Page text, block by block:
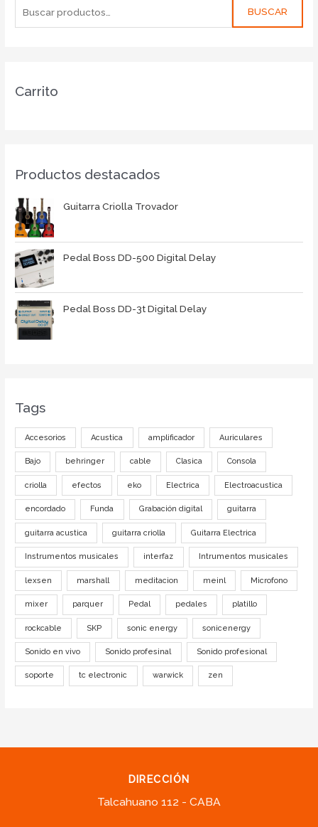
BUSCAR
Carrito
Productos destacados
Guitarra Criolla Trovador
Pedal Boss DD-500 Digital Delay
Pedal Boss DD-3t Digital Delay
Tags
Accesorios Acustica amplificador Auriculares
Bajo behringer cable Clasica Consola
criolla efectos eko Electrica Electroacustica
encordado Funda Grabación digital guitarra
guitarra acustica guitarra criolla Guitarra Electrica
Instrumentos musicales interfaz Intrumentos musicales
lexsen marshall meditacion meinl Microfono
mixer parquer Pedal pedales platillo
rockcable SKP sonic energy sonicenergy
Sonido en vivo Sonido profesinal Sonido profesional
soporte tc electronic warwick zen
DIRECCIÓN
Talcahuano 112 - CABA